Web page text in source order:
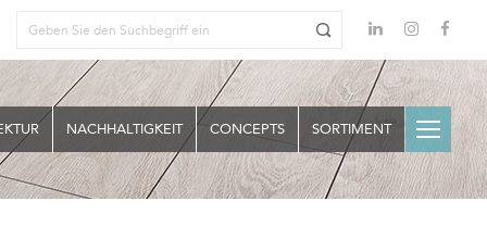
NACHHALTIGKEIT CONCEPTS SORTIMENT